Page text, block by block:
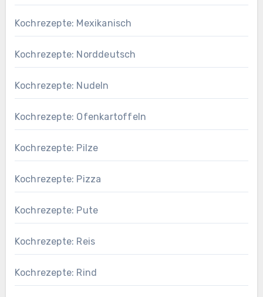
Kochrezepte: Mexikanisch
Kochrezepte: Norddeutsch
Kochrezepte: Nudeln
Kochrezepte: Ofenkartoffeln
Kochrezepte: Pilze
Kochrezepte: Pizza
Kochrezepte: Pute
Kochrezepte: Reis
Kochrezepte: Rind